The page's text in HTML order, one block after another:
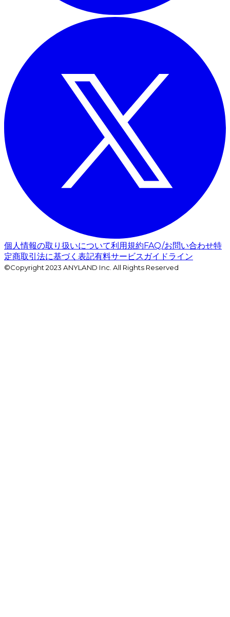
個人情報の取り扱いについて利用規約FAQ/お問い合わせ特
定商取引法に基づく表記有料サービスガイドライン
©Copyright 2023 ANYLAND Inc. All Rights Reserved